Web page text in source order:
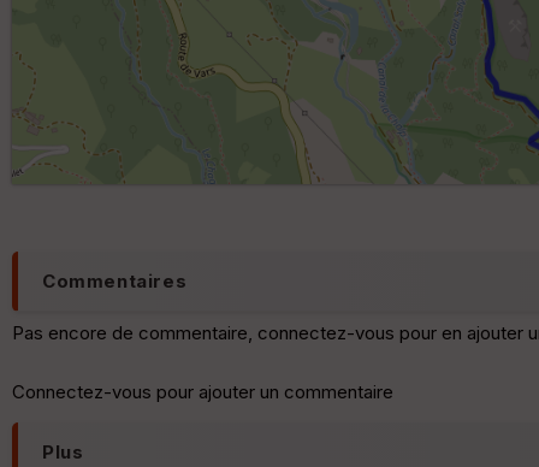
Commentaires
Pas encore de commentaire, connectez-vous pour en ajouter
Connectez-vous pour ajouter un commentaire
Plus